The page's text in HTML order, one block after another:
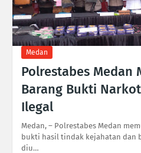
Medan
Polrestabes Medan
Barang Bukti
Ilegal
Medan, – Polrestabes Medan
bukti hasil tindak kejahatan dan
diu…